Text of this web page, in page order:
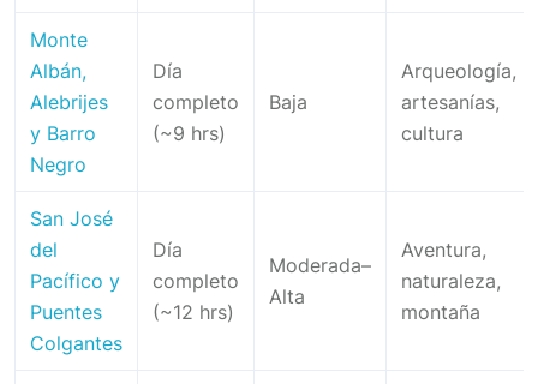
Monte
Albán,
Alebrijes
y Barro
Negro
Día
completo
(~9 hrs)
Baja
Arqueología,
artesanías,
cultura
San José
del
Pacífico y
Puentes
Colgantes
Día
completo
(~12 hrs)
Moderada–
Alta
Aventura,
naturaleza,
montaña